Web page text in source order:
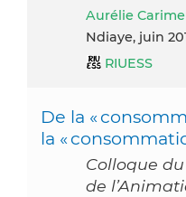
Aurélie
Ndiaye, juin
RIUESS
De la «
la «
Colloque
de